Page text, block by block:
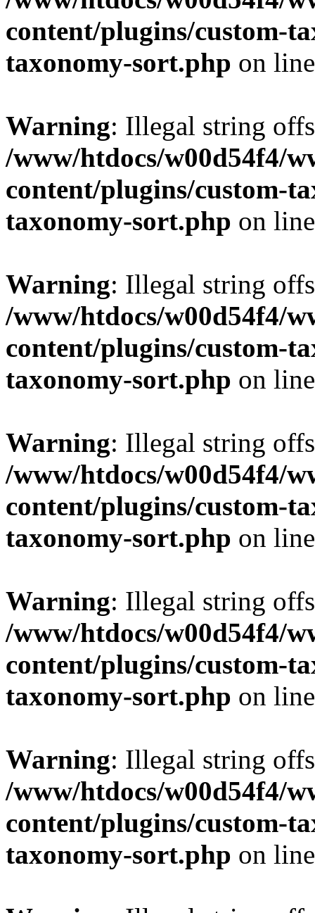
content/plugins/custom-
taxonomy-sort.php on
Warning: Illegal string
/www/htdocs/w00d54f4/
content/plugins/custom-
taxonomy-sort.php on
Warning: Illegal string
/www/htdocs/w00d54f4/
content/plugins/custom-
taxonomy-sort.php on
Warning: Illegal string
/www/htdocs/w00d54f4/
content/plugins/custom-
taxonomy-sort.php on
Warning: Illegal string
/www/htdocs/w00d54f4/
content/plugins/custom-
taxonomy-sort.php on
Warning: Illegal string
/www/htdocs/w00d54f4/
content/plugins/custom-
taxonomy-sort.php on